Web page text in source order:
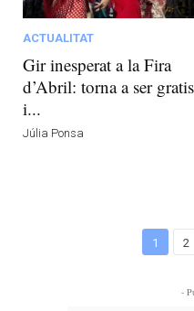
ACTUALITAT
Gir inesperat a la Fira
d’Abril: torna a ser gratis
i...
Júlia Ponsa
1 2
-